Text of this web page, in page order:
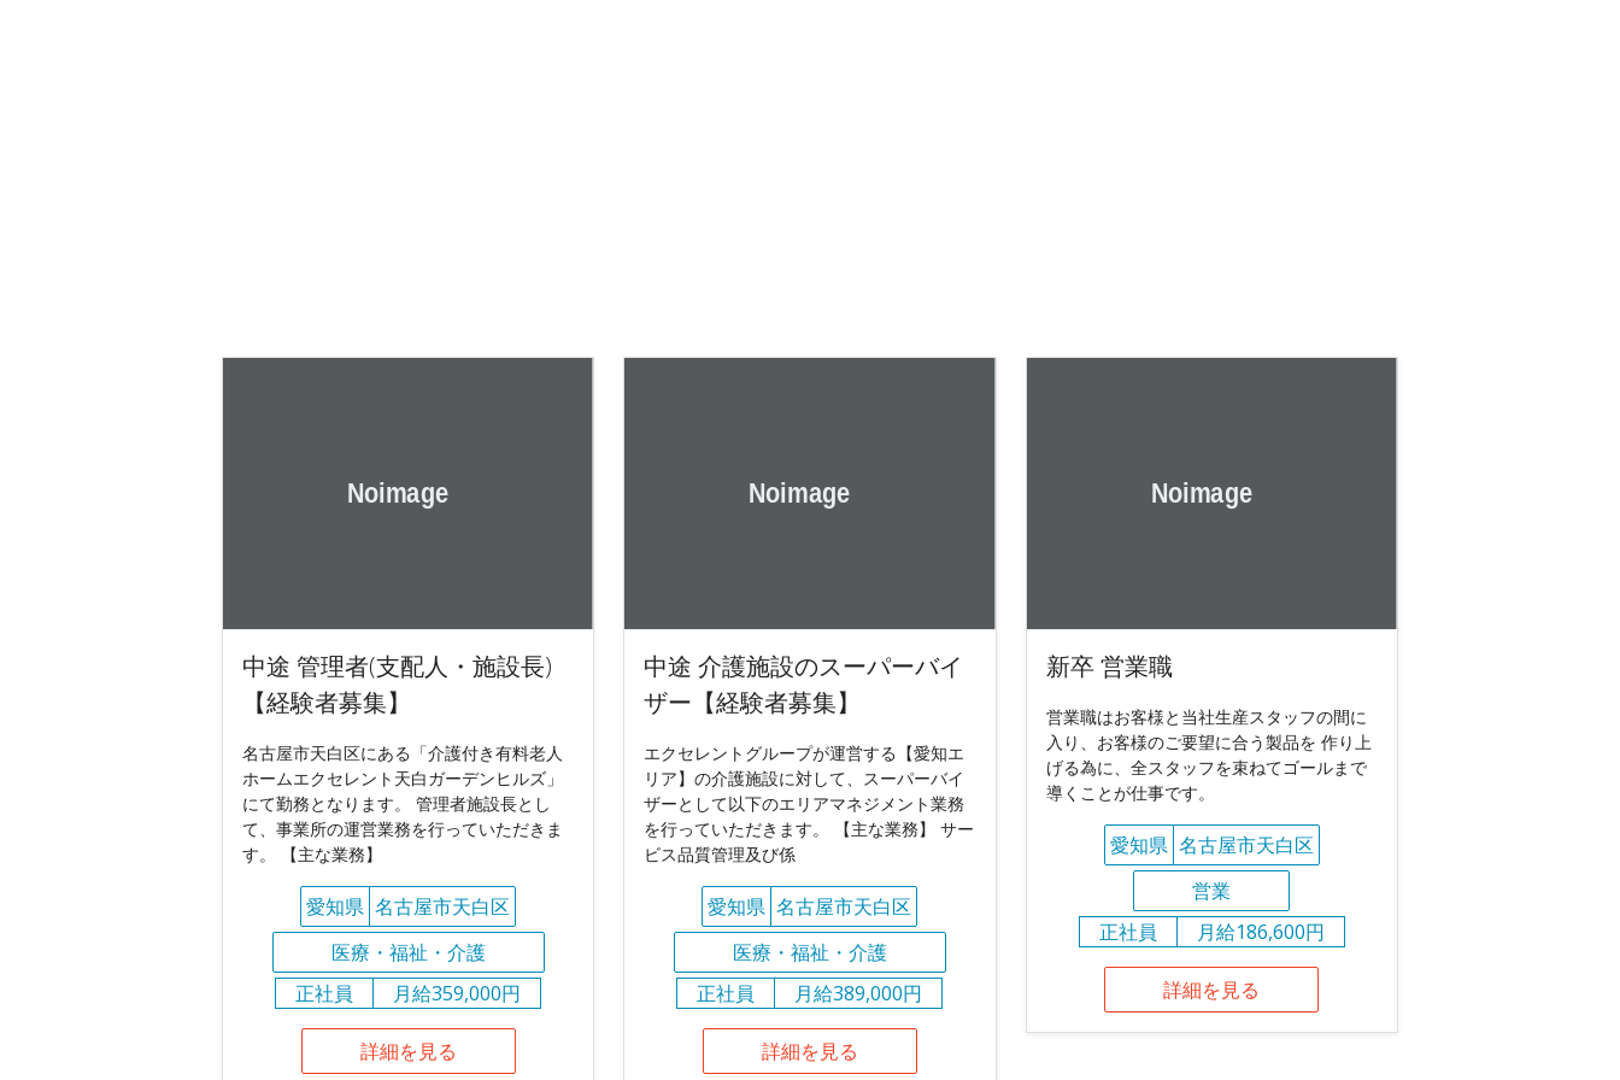
中途 管理者(支配人・施設長)
【経験者募集】
名古屋市天白区にある「介護付き有料老人
ホームエクセレント天白ガーデンヒルズ」
にて勤務となります。 管理者施設長とし
て、事業所の運営業務を行っていただきま
す。 【主な業務】
愛知県 名古屋市天白区
医療・福祉・介護
正社員
月給359,000円
詳細を見る
中途 介護施設のスーパーバイ
ザー【経験者募集】
エクセレントグループが運営する【愛知エ
リア】の介護施設に対して、スーパーバイ
ザーとして以下のエリアマネジメント業務
を行っていただきます。 【主な業務】 サー
ビス品質管理及び係
愛知県 名古屋市天白区
医療・福祉・介護
正社員
月給389,000円
詳細を見る
新卒 営業職
営業職はお客様と当社生産スタッフの間に
入り、お客様のご要望に合う製品を 作り上
げる為に、全スタッフを束ねてゴールまで
導くことが仕事です。
愛知県 名古屋市天白区
営業
正社員
月給186,600円
詳細を見る